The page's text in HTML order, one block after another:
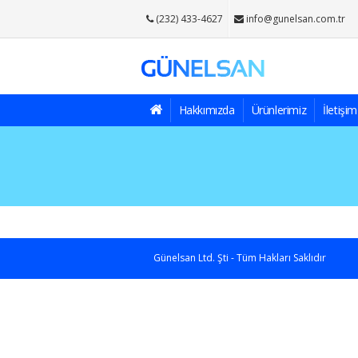
(232) 433-4627 info@gunelsan.com.tr
Hakkımızda Ürünlerimiz İletişim
Günelsan Ltd. Şti - Tüm Hakları Saklıdır